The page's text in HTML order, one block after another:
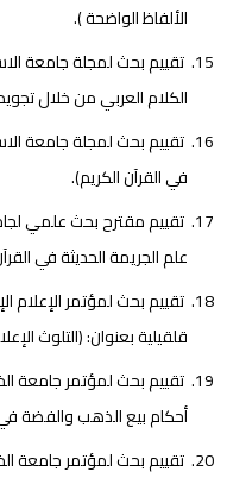
الألفاظ الواضحة ).
تقييم بحث لمجلة جامعة
الكلام العربي من خلال
تقييم بحث لمجلة جامعة
في القرآن الكريم).
تقييم مقترح بحث علمي
علم الجريمة الحديثة في
تقييم بحث لمؤتمر الإعلام
قلقيلية بعنوان: (التلوث
تقييم بحث لمؤتمر جامعة
أحكام بيع الذهب والفضة
تقييم بحث لمؤتمر جامعة